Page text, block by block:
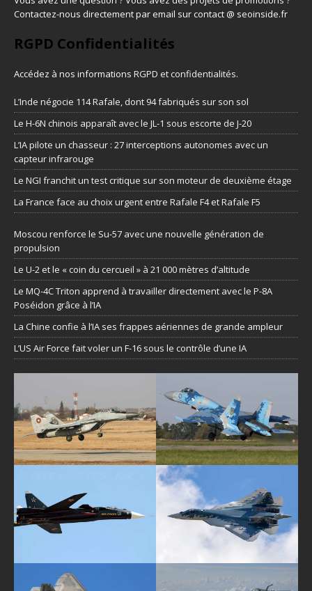
Contactez-nous directement par email sur contact @ seoinside.fr
RGPD Confidentialités
Accédez à nos informations RGPD et confidentialités.
L’Inde négocie 114 Rafale, dont 94 fabriqués sur son sol
Le H-6N chinois apparaît avec le JL-1 sous escorte de J-20
L’IA pilote un chasseur : 27 interceptions autonomes avec un
capteur infrarouge
Le NGI franchit un test critique sur son moteur de deuxième étage
La France face au choix urgent entre Rafale F4 et Rafale F5
Moscou renforce le Su-57 avec une nouvelle génération de
propulsion
Le U-2 et le « coin du cercueil » à 21 000 mètres d’altitude
Le MQ-4C Triton apprend à travailler directement avec le P-8A
Poséidon grâce à l’IA
La Chine confie à l’IA ses frappes aériennes de grande ampleur
L’US Air Force fait voler un F-16 sous le contrôle d’une IA